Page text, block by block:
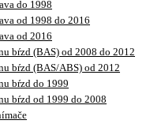
do 1998
od 1998 do 2016
od 2016
bŕzd (BAS) od 2008 do 2012
bŕzd (BAS/ABS) od 2012
bŕzd do 1999
bŕzd od 1999 do 2008